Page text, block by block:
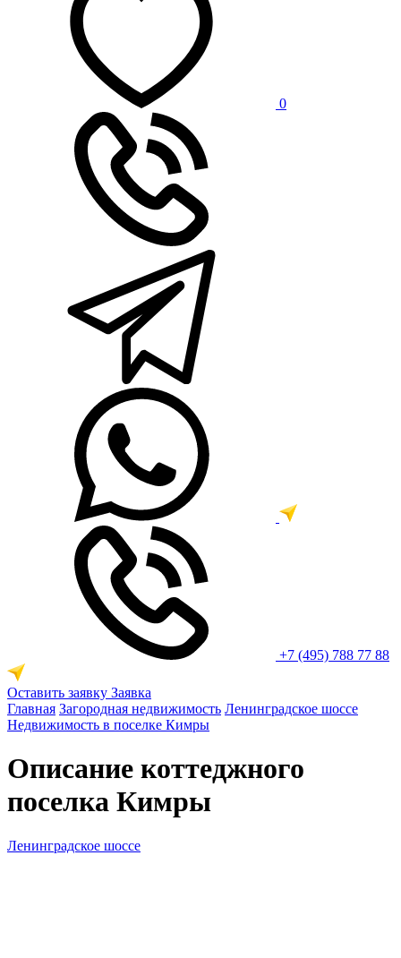
0
+7 (495) 788 77 88
Оставить заявку Заявка
Главная Загородная недвижимость Ленинградское шоссе
Недвижимость в поселке Кимры
Описание коттеджного
поселка Кимры
Ленинградское шоссе